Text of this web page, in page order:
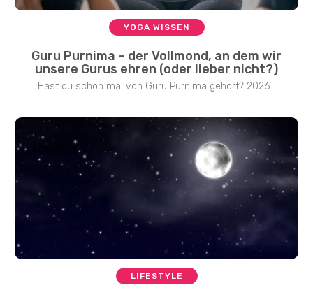
YOGA WISSEN
Guru Purnima – der Vollmond, an dem wir
unsere Gurus ehren (oder lieber nicht?)
Hast du schon mal von Guru Purnima gehört? 2026...
LIFESTYLE